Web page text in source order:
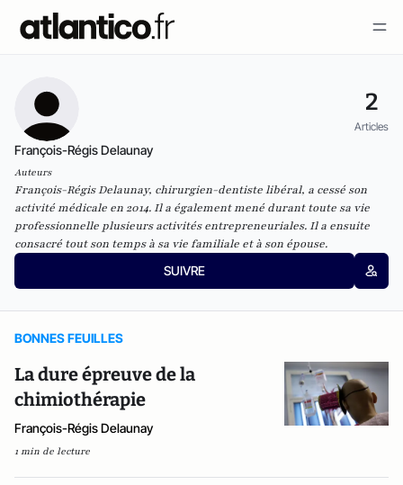
2
Articles
François-Régis Delaunay
Auteurs
François-Régis Delaunay, chirurgien-dentiste libéral, a cessé son
activité médicale en 2014. Il a également mené durant toute sa vie
professionnelle plusieurs activités entrepreneuriales. Il a ensuite
consacré tout son temps à sa vie familiale et à son épouse.
SUIVRE
BONNES FEUILLES
La dure épreuve de la
chimiothérapie
François-Régis Delaunay
1 min de lecture